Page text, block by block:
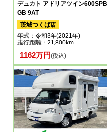
デュカト アドリアツイン600SPB
GB 9AT
茨城つくば店
年式 ：令和3年(2021年)
走行距離：21,800km
1162万円(税込)